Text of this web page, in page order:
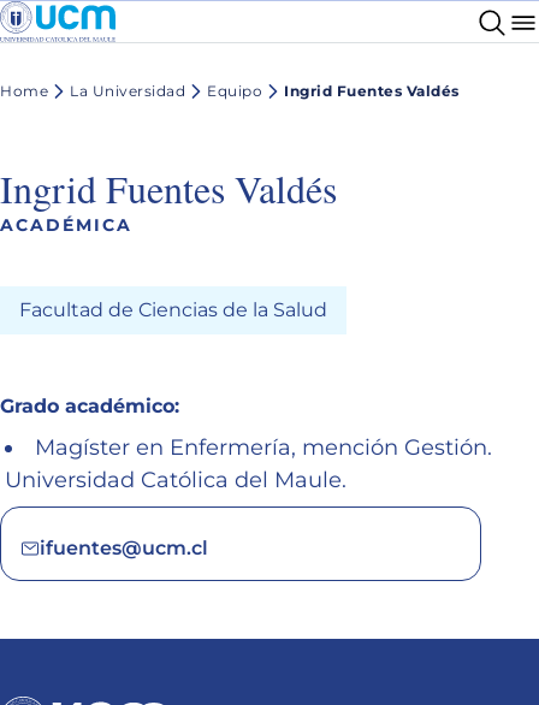
Home La Universidad Equipo Ingrid Fuentes Valdés
Ingrid Fuentes Valdés
ACADÉMICA
Facultad de Ciencias de la Salud
Grado académico:
Magíster en Enfermería, mención Gestión.
Universidad Católica del Maule.
ifuentes@ucm.cl